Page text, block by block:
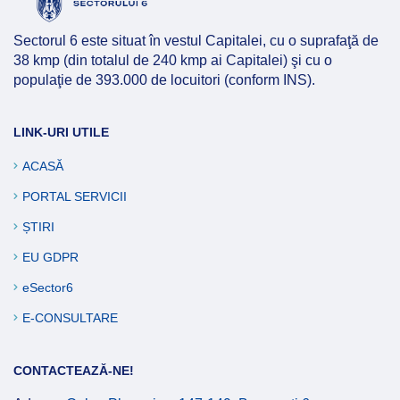
Afla mai multe
Afla mai multe
Sectorul 6 este situat în vestul Capitalei, cu o suprafaţă de
38 kmp (din totalul de 240 kmp ai Capitalei) şi cu o
populaţie de 393.000 de locuitori (conform INS).
LINK-URI UTILE
ACASĂ
PORTAL SERVICII
ȘTIRI
EU GDPR
eSector6
E-CONSULTARE
CONTACTEAZĂ-NE!